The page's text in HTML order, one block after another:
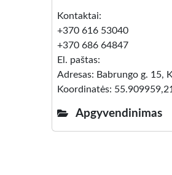
Kontaktai:
+370 616 53040
+370 686 64847
El. paštas:
Adresas: Babrungo g. 15,
Koordinatės:
Apgyvendinimas